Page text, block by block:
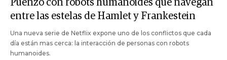
Puenzo con robots humanoides que navegan
entre las estelas de Hamlet y Frankestein
Una nueva serie de Netflix expone uno de los conflictos que cada
día están mas cerca: la interacción de personas con robots
humanoides.